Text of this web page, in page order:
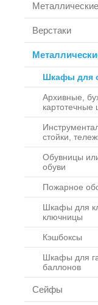
Верстаки
Шкафы для
Архивные,
стойки,
Обувницы
обуви
Пожарное
Шкафы для
ключницы
Кэшбоксы
Шкафы для
баллонов
Сейфы